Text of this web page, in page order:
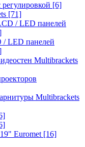
[6]
[71]
/ LED панелей
/ LED панелей
Multibrackets
Multibrackets
Euromet [16]